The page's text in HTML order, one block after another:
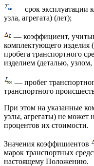
— срок эксплуатации
узла, агрегата) (лет);
— коэффициент,
комплектующего изделия
пробега транспортного
изделием (деталью, узлом,
— пробег
транспортного
При этом на указанные
узлы, агрегаты) не может
процентов их стоимости.
Значения коэффициентов
марок транспортных
настоящему Положению.